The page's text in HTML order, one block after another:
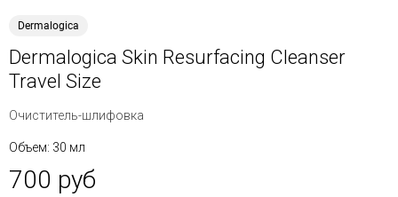
Dermalogica
Dermalogica Skin Resurfacing Cleanser
Travel Size
Очиститель-шлифовка
Объем: 30 мл
700 руб